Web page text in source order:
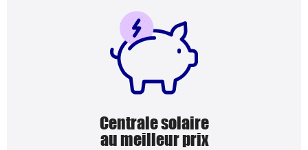
Centrale solaire
au meilleur prix